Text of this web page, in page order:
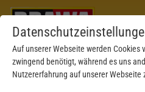
Auf unserer Webseite werden Cookies
zwingend benötigt, während es uns
Nutzererfahrung auf unserer Webseite